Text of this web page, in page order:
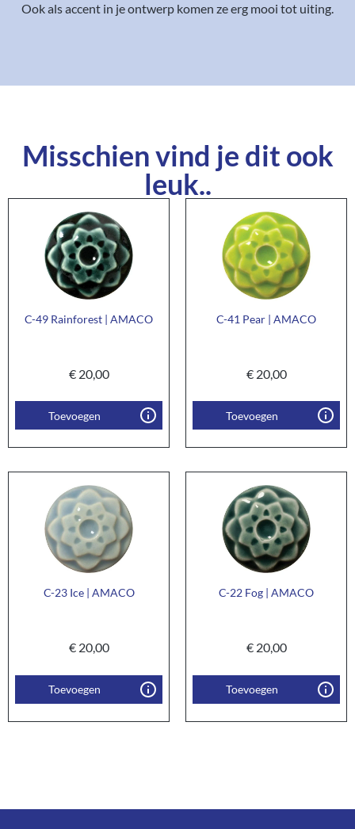
Ook als accent in je ontwerp komen ze erg mooi tot uiting.
Misschien vind je dit ook
leuk..
C-49 Rainforest | AMACO
€20,00
Toevoegen
C-41 Pear | AMACO
€20,00
Toevoegen
C-23 Ice | AMACO
€20,00
Toevoegen
C-22 Fog | AMACO
€20,00
Toevoegen